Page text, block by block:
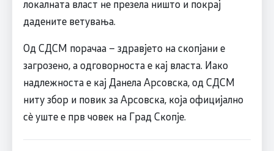
локалната власт не презела ништо и покрај
дадените ветувања.
Од СДСМ порачаа – здравјето на скопјани е
загрозено, а одговорноста е кај власта. Иако
надлежноста е кај Данела Арсовска, од СДСМ
ниту збор и повик за Арсовска, која официјално
сè уште е прв човек на Град Скопје.